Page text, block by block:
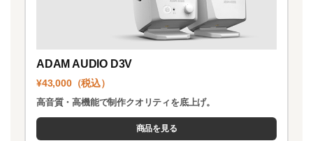
ADAM AUDIO D3V
¥43,000（税込）
高音質・高機能で制作クオリティを底上げ。
商品を見る